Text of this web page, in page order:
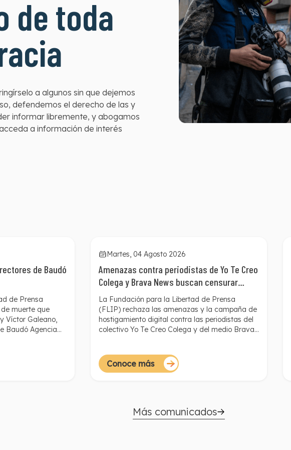
de toda
a algunos sin que dejemos
defendemos el derecho de las y
informar libremente, y abogamos
a información de interés
de Baudó
de Prensa
muerte que
Víctor Galeano,
Baudó Agencia
seguimiento de
Martes, 04 Agosto 2026
Amenazas contra periodistas de Yo Te Creo
Colega y Brava News buscan censurar
denuncias de interés público
La Fundación para la Libertad de Prensa
(FLIP) rechaza las amenazas y la campaña de
hostigamiento digital contra las periodistas del
colectivo Yo Te Creo Colega y del medio Brava
acoso y abuso sexual en contra del periodista
Rafael Poveda. Estas agresiones, dirigidas
desalentar el cubrimiento periodístico de
denuncias relacionadas con violencias basadas
Conoce más
Más comunicados